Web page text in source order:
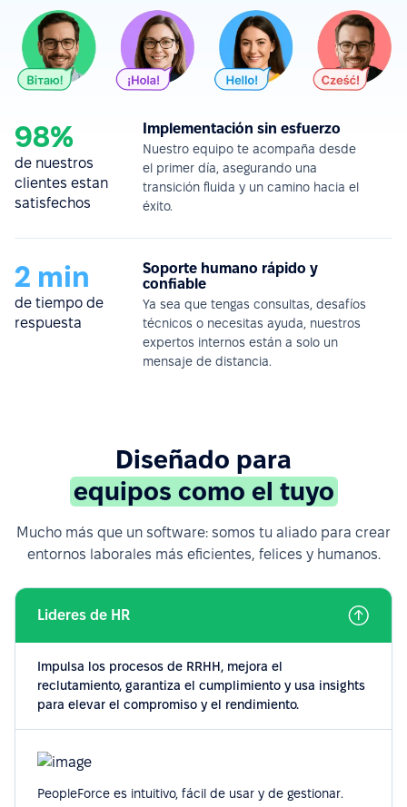
98%
de nuestros
clientes estan
satisfechos
Implementación sin esfuerzo
Nuestro equipo te acompaña desde
el primer día, asegurando una
transición fluida y un camino hacia el
éxito.
2 min
de tiempo de
respuesta
Soporte humano rápido y
confiable
Ya sea que tengas consultas, desafíos
técnicos o necesitas ayuda, nuestros
expertos internos están a solo un
mensaje de distancia.
Diseñado para
equipos como el tuyo
Mucho más que un software: somos tu aliado para crear
entornos laborales más eficientes, felices y humanos.
Lideres de HR
Impulsa los procesos de RRHH, mejora el
reclutamiento, garantiza el cumplimiento y usa insights
para elevar el compromiso y el rendimiento.
PeopleForce es intuitivo, fácil de usar y de gestionar.